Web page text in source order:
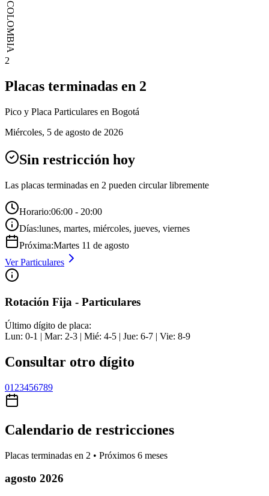
COLOMBIA
2
Placas terminadas en 2
Pico y Placa Particulares en Bogotá
Miércoles, 5 de agosto de 2026
Sin restricción hoy
Las placas terminadas en 2 pueden circular libremente
Horario:06:00 - 20:00
Días:lunes, martes, miércoles, jueves, viernes
Próxima:Martes 11 de agosto
VerParticulares
Rotación Fija - Particulares
Último dígito de placa:
Lun: 0-1 | Mar: 2-3 | Mié: 4-5 | Jue: 6-7 | Vie: 8-9
Consultar otro dígito
01 23456789
Calendario de restricciones
Placas terminadas en 2 • Próximos 6 meses
agosto 2026